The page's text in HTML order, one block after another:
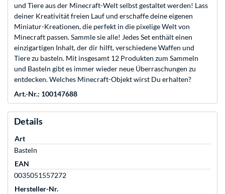
und Tiere aus der Minecraft-Welt selbst gestaltet werden! Lass
deiner Kreativität freien Lauf und erschaffe deine eigenen
Miniatur-Kreationen, die perfekt in die pixelige Welt von
Minecraft passen. Sammle sie alle! Jedes Set enthält einen
einzigartigen Inhalt, der dir hilft, verschiedene Waffen und
Tiere zu basteln. Mit insgesamt 12 Produkten zum Sammeln
und Basteln gibt es immer wieder neue Überraschungen zu
entdecken. Welches Minecraft-Objekt wirst Du erhalten?
Art.-Nr.: 100147688
Details
Art
Basteln
EAN
0035051557272
Hersteller-Nr.